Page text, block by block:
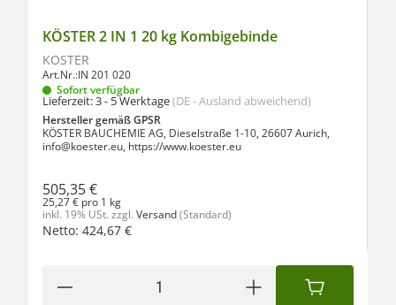
KÖSTER 2 IN 1 20 kg Kombigebinde
KÖSTER
Art.Nr.:IN 201 020
Sofort verfügbar
Lieferzeit:3 - 5 Werktage(DE - Ausland abweichend)
Hersteller gemäß GPSR
KÖSTER BAUCHEMIE AG, Dieselstraße 1-10, 26607 Aurich,
info@koester.eu, https://www.koester.eu
505,35 €
25,27 € pro 1 kg
inkl. 19% USt. zzgl. Versand(Standard)
Netto: 424,67 €
IN DEN